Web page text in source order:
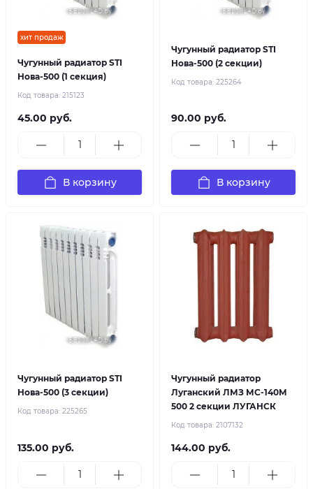
хит продаж
Чугунный радиатор STI
Нова-500 (1 секция)
Код товара: 215123
45.00 руб.
В корзину
Чугунный радиатор STI
Нова-500 (2 секции)
Код товара: 225264
90.00 руб.
В корзину
Чугунный радиатор STI
Нова-500 (3 секции)
Код товара: 225265
135.00 руб.
Чугунный радиатор
Луганский ЛМЗ МС-140М
500 2 секции ЛУГАНСК
Код товара: 2107132
144.00 руб.